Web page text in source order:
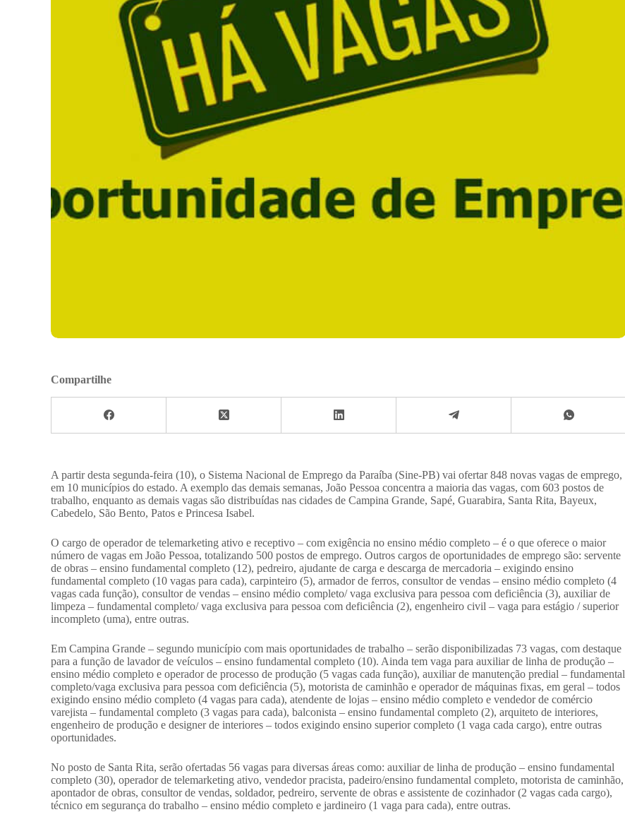
Compartilhe
A partir desta segunda-feira (10), o Sistema Nacional de Emprego da Paraíba (Sine-PB) vai ofertar 848 novas vagas de emprego,
em 10 municípios do estado. A exemplo das demais semanas, João Pessoa concentra a maioria das vagas, com 603 postos de
trabalho, enquanto as demais vagas são distribuídas nas cidades de Campina Grande, Sapé, Guarabira, Santa Rita, Bayeux,
Cabedelo, São Bento, Patos e Princesa Isabel.
O cargo de operador de telemarketing ativo e receptivo – com exigência no ensino médio completo – é o que oferece o maior
número de vagas em João Pessoa, totalizando 500 postos de emprego. Outros cargos de oportunidades de emprego são: servente
de obras – ensino fundamental completo (12), pedreiro, ajudante de carga e descarga de mercadoria – exigindo ensino
fundamental completo (10 vagas para cada), carpinteiro (5), armador de ferros, consultor de vendas – ensino médio completo (4
vagas cada função), consultor de vendas – ensino médio completo/ vaga exclusiva para pessoa com deficiência (3), auxiliar de
limpeza – fundamental completo/ vaga exclusiva para pessoa com deficiência (2), engenheiro civil – vaga para estágio / superior
incompleto (uma), entre outras.
Em Campina Grande – segundo município com mais oportunidades de trabalho – serão disponibilizadas 73 vagas, com destaque
para a função de lavador de veículos – ensino fundamental completo (10). Ainda tem vaga para auxiliar de linha de produção –
ensino médio completo e operador de processo de produção (5 vagas cada função), auxiliar de manutenção predial – fundamental
completo/vaga exclusiva para pessoa com deficiência (5), motorista de caminhão e operador de máquinas fixas, em geral – todos
exigindo ensino médio completo (4 vagas para cada), atendente de lojas – ensino médio completo e vendedor de comércio
varejista – fundamental completo (3 vagas para cada), balconista – ensino fundamental completo (2), arquiteto de interiores,
engenheiro de produção e designer de interiores – todos exigindo ensino superior completo (1 vaga cada cargo), entre outras
oportunidades.
No posto de Santa Rita, serão ofertadas 56 vagas para diversas áreas como: auxiliar de linha de produção – ensino fundamental
completo (30), operador de telemarketing ativo, vendedor pracista, padeiro/ensino fundamental completo, motorista de caminhão,
apontador de obras, consultor de vendas, soldador, pedreiro, servente de obras e assistente de cozinhador (2 vagas cada cargo),
técnico em segurança do trabalho – ensino médio completo e jardineiro (1 vaga para cada), entre outras.